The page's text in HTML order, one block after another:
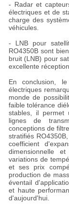
- Radar et
électriques et de
charge des
véhicules.
- LNB pour
RO4350B sont
bruit (LNB) pour
excellente
En conclusion,
électriques
monde de
faible tolérance
stables, il permet
lignes de
conceptions de
stratifiés
coefficient
dimensionnelle
variations de
et ses prix
production de
éventail
et haute
d'aujourd'hui.